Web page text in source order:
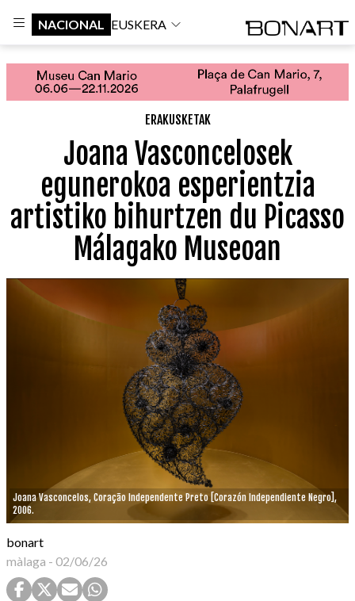
NACIONAL EUSKERA
ERAKUSKETAK
Joana Vasconcelosek
egunerokoa esperientzia
artistiko bihurtzen du Picasso
Málagako Museoan
Joana Vasconcelos, Coração Independente Preto [Corazón Independiente Negro],
2006.
bonart
màlaga - 02/06/26